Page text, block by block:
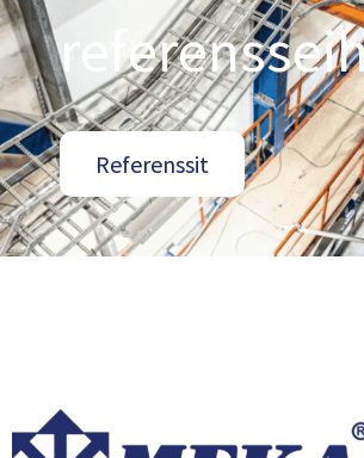
Referenssit